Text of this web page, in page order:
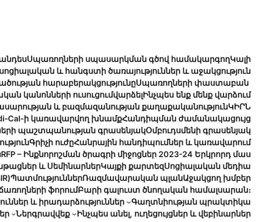
Սպառողների սպասարկման գծով համակարգողԿալի
և հանգստի ծառայություններ և աջակցություն
հարաբերակցությունըՍպառողների փաստաբան
կանոնների ուսուցումվարձելԻնչպես ենք մենք վարձում
և բազմազանության քաղաքականությունԿԻՐՆ
Cal-ի կառավարվող խնամքՀանդիպման ժամանակացույց
պաշտպանության գրասենյակՕմբուդսմենի գրասենյակ
Գրիչի ուժըՀանրային հանդիպումներ և կառավարում
RFP – Ինքնորոշման ծրագրի միջոցներ 2023-24 Երկրորդ մաս
և ՍեմինարներԿայքի քարտեզՍոցիալական մեդիա
ՊատմություններՌազմավարական պլանԱջակցող խմբեր
ֆորումԲարի գալուստ ծնողական համալսարան։
և իրադարձություններ
Գաղտնիության պրակտիկա
Ներգրավվեք
Ինչպես անել, ուղեցույցներ և վեբինարներ